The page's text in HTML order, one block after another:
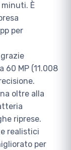
È
per
MP (11.008
oltre alla
riprese.
realistici
per